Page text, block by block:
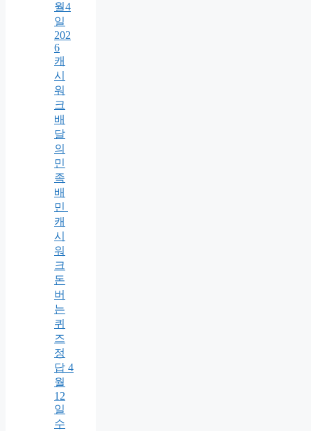
월4
일
202
6
캐
시
워
크
배
달
의
민
족
배
민
캐
시
워
크
돈
버
는
퀴
즈
정
답 4
월
12
일
수